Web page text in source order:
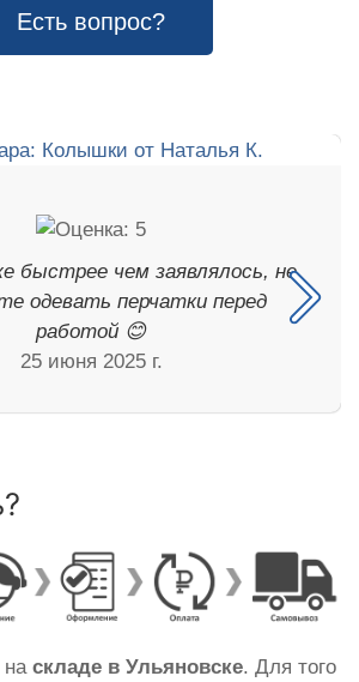
Есть вопрос?
быстрее чем заявлялось, не
одевать перчатки перед
работой 😊
25 июня 2025 г.
на складе в Ульяновске. Для того